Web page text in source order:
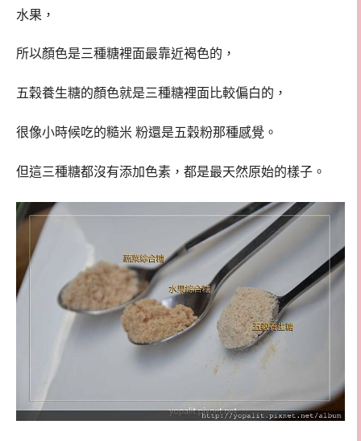
水果，
所以顏色是三種糖裡面最靠近褐色的，
五穀養生糖的顏色就是三種糖裡面比較偏白的，
很像小時候吃的糙米 粉還是五穀粉那種感覺。
但這三種糖都沒有添加色素，都是最天然原始的樣子。